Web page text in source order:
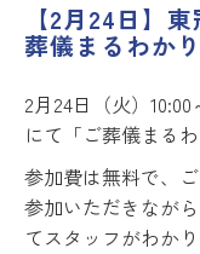
【2月24日】
葬儀まるわか
2月24日（火）
にて「ご葬儀まる
参加費は無料で、
参加いただきなが
てスタッフがわか